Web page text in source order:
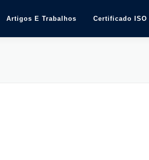
Artigos E Trabalhos Certificado ISO